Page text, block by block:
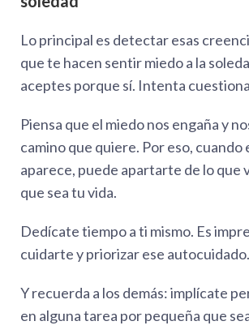
Lo principal es detectar esas
que te hacen sentir miedo a la
aceptes porque sí. Intenta
Piensa que el miedo nos engaña y
camino que quiere. Por eso, cuando
aparece, puede apartarte de lo que
que sea tu vida.
Dedícate tiempo a ti mismo. Es
cuidarte y priorizar ese autocuidado.
Y recuerda a los demás: implícate
en alguna tarea por pequeña que